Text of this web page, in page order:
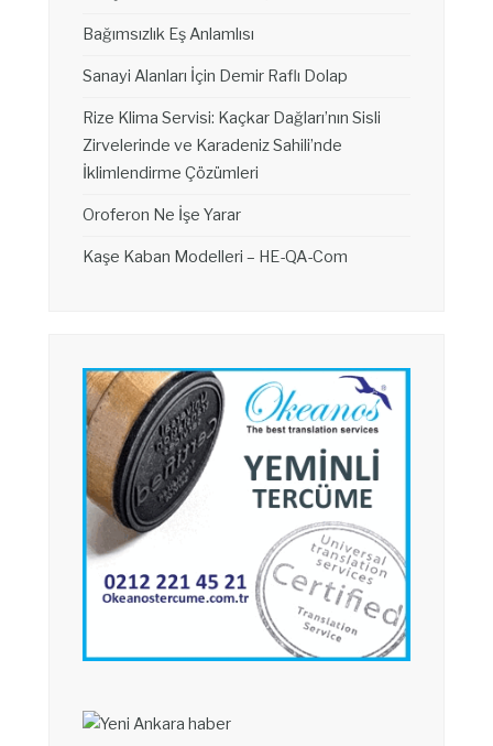
Bağımsızlık Eş Anlamlısı
Sanayi Alanları İçin Demir Raflı Dolap
Rize Klima Servisi: Kaçkar Dağları’nın Sisli
Zirvelerinde ve Karadeniz Sahili’nde
İklimlendirme Çözümleri
Oroferon Ne İşe Yarar
Kaşe Kaban Modelleri – HE-QA-Com